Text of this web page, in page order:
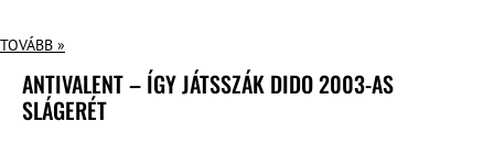
TOVÁBB »
ANTIVALENT – ÍGY JÁTSSZÁK DIDO 2003-AS
SLÁGERÉT